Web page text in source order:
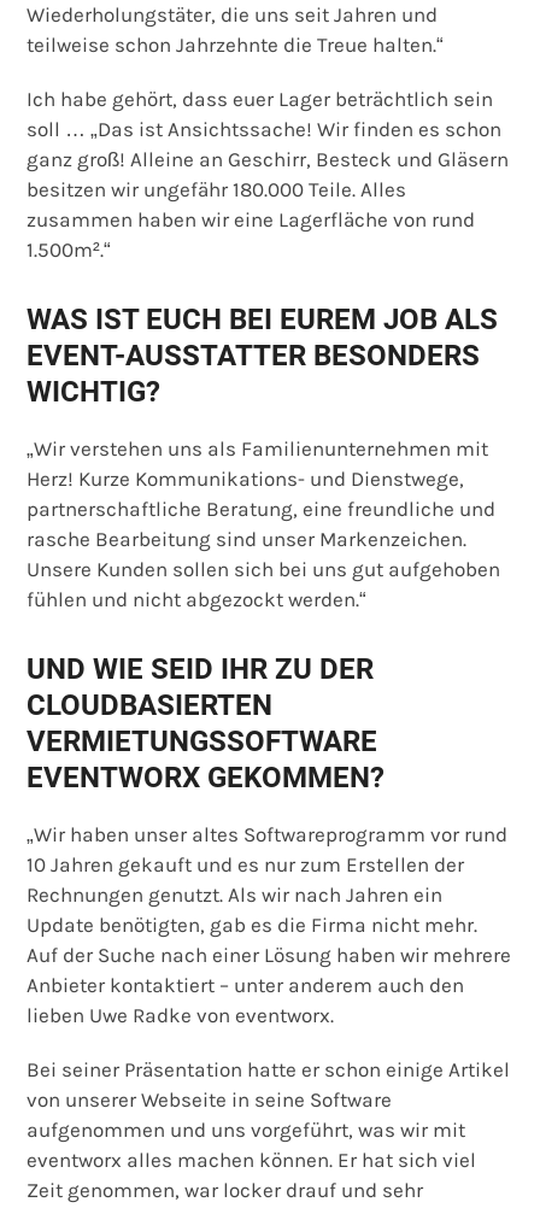
Wiederholungstäter, die uns seit Jahren und
teilweise schon Jahrzehnte die Treue halten.“
Ich habe gehört, dass euer Lager beträchtlich sein
soll … „Das ist Ansichtssache! Wir finden es schon
ganz groß! Alleine an Geschirr, Besteck und Gläsern
besitzen wir ungefähr 180.000 Teile. Alles
zusammen haben wir eine Lagerfläche von rund
1.500m².“
WAS IST EUCH BEI EUREM JOB ALS
EVENT-AUSSTATTER BESONDERS
WICHTIG?
„Wir verstehen uns als Familienunternehmen mit
Herz! Kurze Kommunikations- und Dienstwege,
partnerschaftliche Beratung, eine freundliche und
rasche Bearbeitung sind unser Markenzeichen.
Unsere Kunden sollen sich bei uns gut aufgehoben
fühlen und nicht abgezockt werden.“
UND WIE SEID IHR ZU DER
CLOUDBASIERTEN
VERMIETUNGSSOFTWARE
EVENTWORX GEKOMMEN?
„Wir haben unser altes Softwareprogramm vor rund
10 Jahren gekauft und es nur zum Erstellen der
Rechnungen genutzt. Als wir nach Jahren ein
Update benötigten, gab es die Firma nicht mehr.
Auf der Suche nach einer Lösung haben wir mehrere
Anbieter kontaktiert – unter anderem auch den
lieben Uwe Radke von eventworx.
Bei seiner Präsentation hatte er schon einige Artikel
von unserer Webseite in seine Software
aufgenommen und uns vorgeführt, was wir mit
eventworx alles machen können. Er hat sich viel
Zeit genommen, war locker drauf und sehr